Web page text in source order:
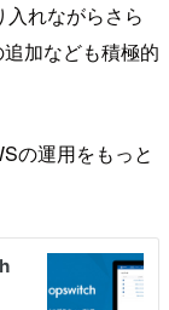
れながらさら
加なども積極的
の運用をもっと